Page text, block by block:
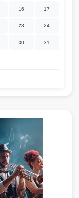
16 17
23 24
30 31